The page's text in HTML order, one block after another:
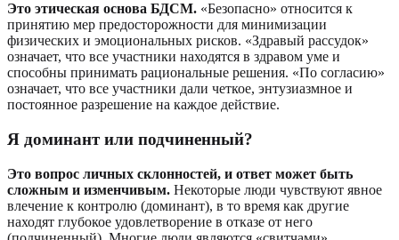
Это этическая основа БДСМ. «Безопасно» относится к
принятию мер предосторожности для минимизации
физических и эмоциональных рисков. «Здравый рассудок»
означает, что все участники находятся в здравом уме и
способны принимать рациональные решения. «По согласию»
означает, что все участники дали четкое, энтузиазмное и
постоянное разрешение на каждое действие.
Я доминант или подчиненный?
Это вопрос личных склонностей, и ответ может быть
сложным и изменчивым. Некоторые люди чувствуют явное
влечение к контролю (доминант), в то время как другие
находят глубокое удовлетворение в отказе от него